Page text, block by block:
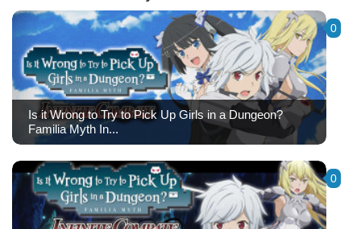
0
Is it Wrong to Try to Pick Up Girls in a Dungeon?
Familia Myth In...
0